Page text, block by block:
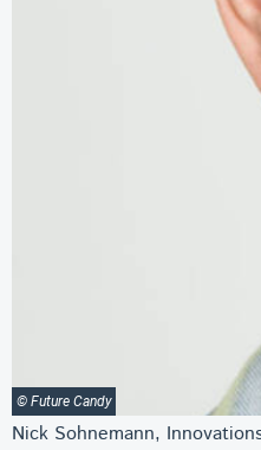
© Future Candy
Nick Sohnemann,